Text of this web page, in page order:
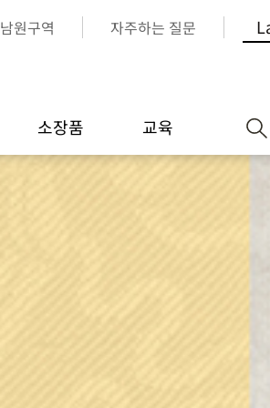
남원구역 자주하는 질문
소장품 교육